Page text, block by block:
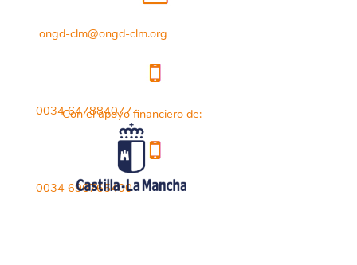
ongd-clm@ongd-clm.org
0034 647884077
0034 696765400
Con el apoyo financiero de: